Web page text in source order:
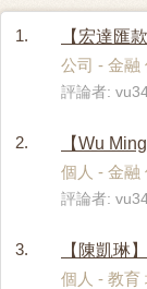
1.
【宏達匯
公司 - 金
評論者:
2.
【Wu
個人 - 金融
評論者:
3.
【陳凱琳
個人 - 教